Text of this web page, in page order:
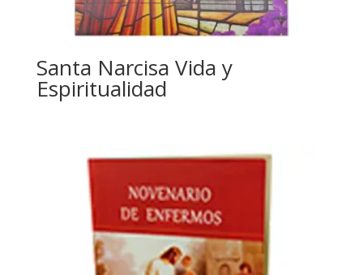
Santa Narcisa Vida y
Espiritualidad